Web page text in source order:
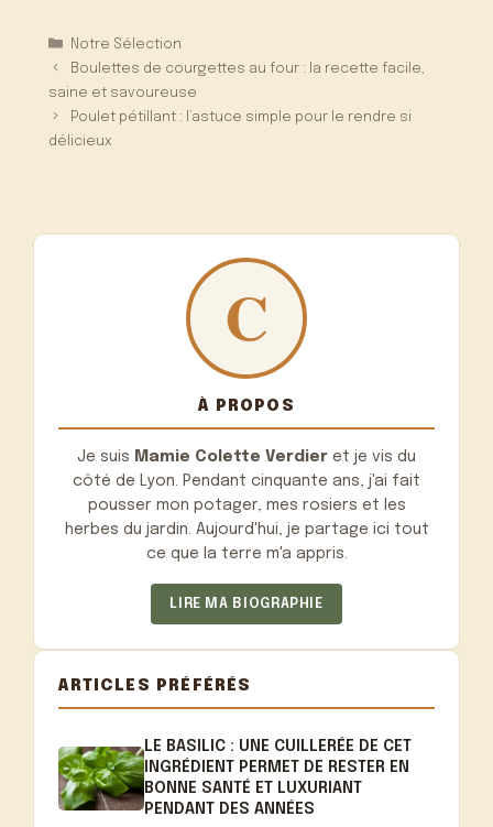
Catégories
Notre Sélection
Boulettes de courgettes au four : la recette facile,
saine et savoureuse
Poulet pétillant : l’astuce simple pour le rendre si
délicieux
À PROPOS
Je suis Mamie Colette Verdier et je vis du
côté de Lyon. Pendant cinquante ans, j'ai fait
pousser mon potager, mes rosiers et les
herbes du jardin. Aujourd'hui, je partage ici tout
ce que la terre m'a appris.
LIRE MA BIOGRAPHIE
ARTICLES PRÉFÉRÉS
LE BASILIC : UNE CUILLERÉE DE CET
INGRÉDIENT PERMET DE RESTER EN
BONNE SANTÉ ET LUXURIANT
PENDANT DES ANNÉES